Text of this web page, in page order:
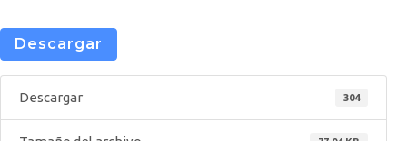
Descargar
Descargar 304